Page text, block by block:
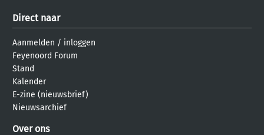
Direct naar
Aanmelden / inloggen
Feyenoord Forum
Stand
Kalender
E-zine (nieuwsbrief)
Nieuwsarchief
Over ons